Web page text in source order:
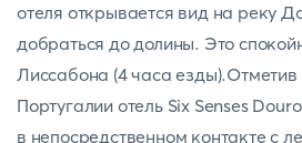
отеля открывается вид на реку
добраться до долины. Это
Лиссабона (4 часа езды).Отметив
Португалии отель Six Senses
в непосредственном контакте с